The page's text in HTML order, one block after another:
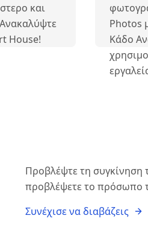
και
House!
Photos
Κάδο
Προβλέψτε τη συγκίνηση
προβλέψετε το πρόσωπο
Συνέχισε να διαβάζεις